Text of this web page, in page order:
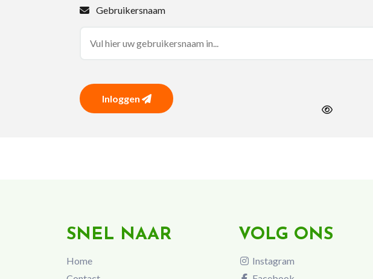
Gebruikersnaam
Inloggen
SNEL NAAR
Home
VOLG ONS
Instagram